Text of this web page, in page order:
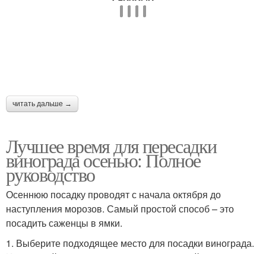
читать дальше →
Лучшее время для пересадки
винограда осенью: Полное
руководство
Осеннюю посадку проводят с начала октября до
наступления морозов. Самый простой способ – это
посадить саженцы в ямки.
1. Выберите подходящее место для посадки винограда.